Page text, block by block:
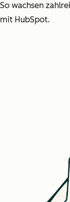
So wachsen
mit HubSpot.